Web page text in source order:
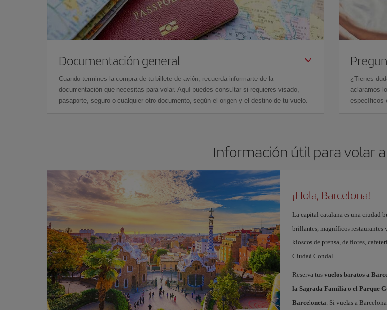
Documentación general
Cuando termines la compra de tu billete de avión, recuerda informarte de la
documentación que necesitas para volar. Aquí puedes consultar si requieres visado,
pasaporte, seguro o cualquier otro documento, según el origen y el destino de tu vuelo.
¿Tienes
aclaramos
específicos
Información útil para volar
¡Hola, Barcelona!
La capital catalana es una ciudad
brillantes, magníficos restaurantes
kioscos de prensa, de flores,
Ciudad Condal.
Reserva tus vuelos baratos a
la Sagrada Familia o el Parque
Barceloneta. Si vuelas a